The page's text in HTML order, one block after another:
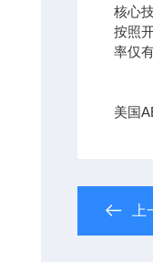
核心
按照
率仅
美国